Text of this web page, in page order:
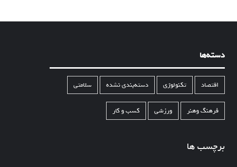
دسته‌ها
اقتصاد تکنولوژی دسته‌بندی نشده سلامتی
فرهنگ وهنر ورزشی کسب و کار
برچسب ها